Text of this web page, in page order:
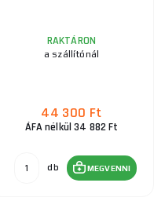
RAKTÁRON
a szállítónál
44 300 Ft
ÁFA nélkül 34 882 Ft
db MEGVENNI